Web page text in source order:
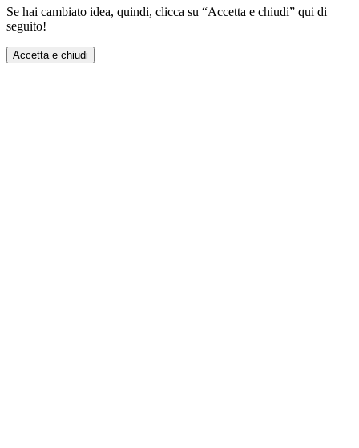
Se hai cambiato idea, quindi, clicca su “Accetta e chiudi” qui di
seguito!
Accetta e chiudi